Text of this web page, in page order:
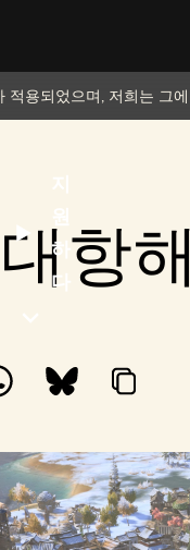
하
다
용되었으며, 저희는 그
항